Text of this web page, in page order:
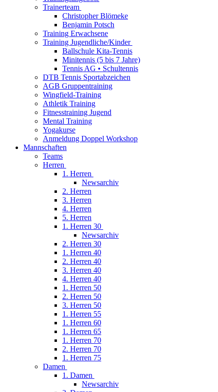
Trainerteam
Christopher Blömeke
Benjamin Potsch
Training Erwachsene
Training Jugendliche/Kinder
Ballschule Kita-Tennis
Minitennis (5 bis 7 Jahre)
Tennis AG • Schultennis
DTB Tennis Sportabzeichen
AGB Gruppentraining
Wingfield-Training
Athletik Training
Fitnesstraining Jugend
Mental Training
Yogakurse
Anmeldung Doppel Workshop
Mannschaften
Teams
Herren
1. Herren
Newsarchiv
2. Herren
3. Herren
4. Herren
5. Herren
1. Herren 30
Newsarchiv
2. Herren 30
1. Herren 40
2. Herren 40
3. Herren 40
4. Herren 40
1. Herren 50
2. Herren 50
3. Herren 50
1. Herren 55
1. Herren 60
1. Herren 65
1. Herren 70
2. Herren 70
1. Herren 75
Damen
1. Damen
Newsarchiv